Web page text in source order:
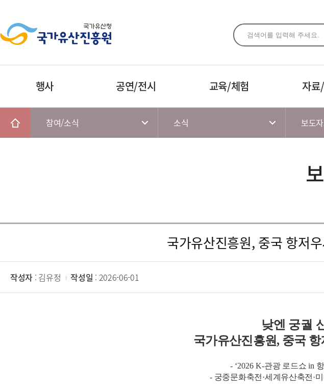
행사 공연/전시 교육/체험 자료
참여/소식 소식 보도
국가유산진흥원, 중국 항저
작성자 : 김유정 작성일 : 2026-06-01
낮엔 궁궐
국가유산진흥원, 중국 항
- ‘2026 K-관광 로드쇼in
- 궁중문화축전 ·세계유산축전 ·